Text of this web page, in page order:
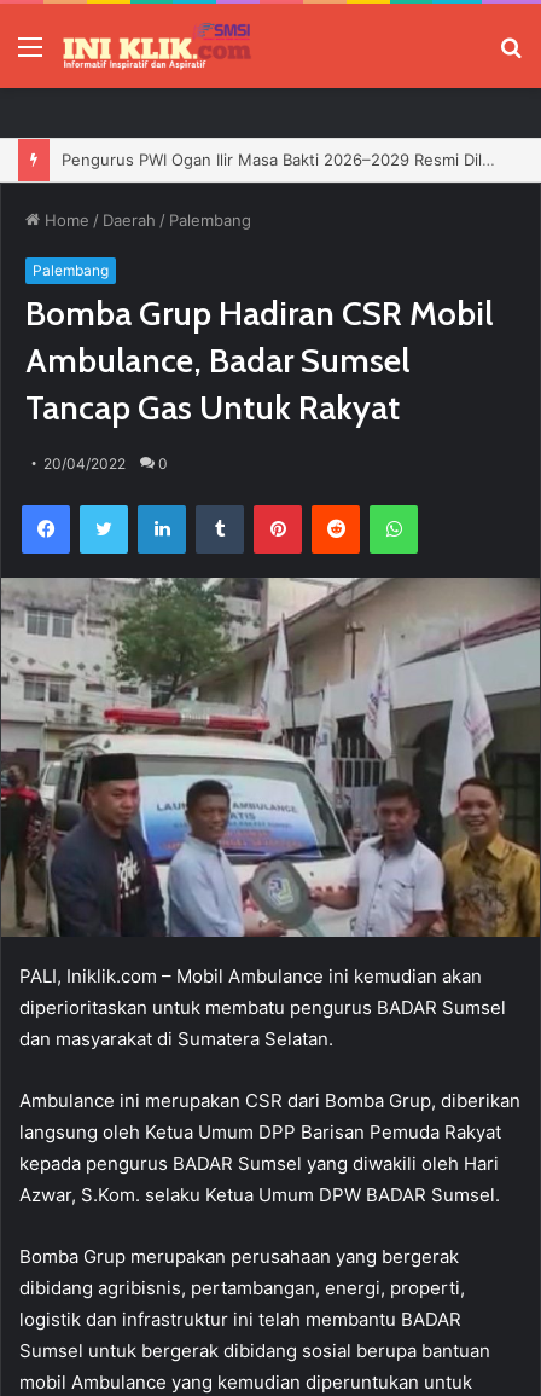
Menu
Jelang HUT RI, 3 Sumur Infill Baru di Zona 4 Dukung Kedaulatan Energi
Home / Daerah / Palembang
Palembang
Bomba Grup Hadiran CSR Mobil
Ambulance, Badar Sumsel
Tancap Gas Untuk Rakyat
20/04/2022 0
PALI, Iniklik.com – Mobil Ambulance ini kemudian akan
diperioritaskan untuk membatu pengurus BADAR Sumsel
dan masyarakat di Sumatera Selatan.
Ambulance ini merupakan CSR dari Bomba Grup, diberikan
langsung oleh Ketua Umum DPP Barisan Pemuda Rakyat
kepada pengurus BADAR Sumsel yang diwakili oleh Hari
Azwar, S.Kom. selaku Ketua Umum DPW BADAR Sumsel.
Bomba Grup merupakan perusahaan yang bergerak
dibidang agribisnis, pertambangan, energi, properti,
logistik dan infrastruktur ini telah membantu BADAR
Sumsel untuk bergerak dibidang sosial berupa bantuan
mobil Ambulance yang kemudian diperuntukan untuk